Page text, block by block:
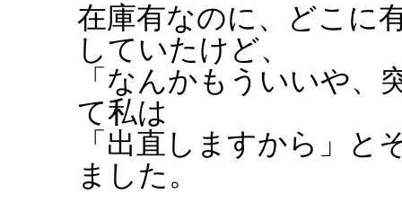
在庫有なのに、どこに
していたけど、
「なんかもういいや、
て私は
「出直しますから」と
ました。